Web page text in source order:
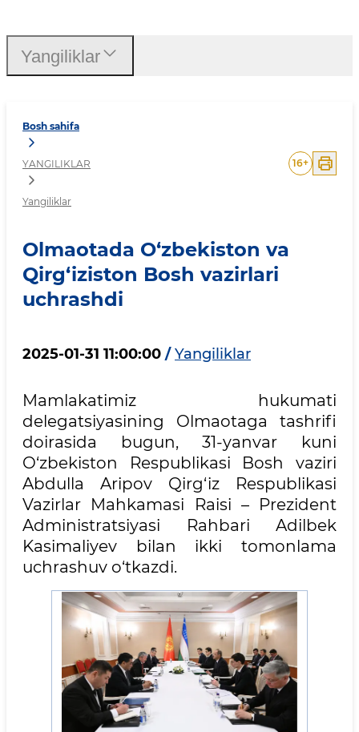
Bosh sahifa
YANGILIKLAR
Yangiliklar
16+
Olmaotada O‘zbekiston va
Qirg‘iziston Bosh vazirlari
uchrashdi
2025-01-31 11:00:00 / Yangiliklar
Mamlakatimiz hukumati
delegatsiyasining Olmaotaga tashrifi
doirasida bugun, 31-yanvar kuni
O‘zbekiston Respublikasi Bosh vaziri
Abdulla Aripov Qirg‘iz Respublikasi
Vazirlar Mahkamasi Raisi – Prezident
Administratsiyasi Rahbari Adilbek
Kasimaliyev bilan ikki tomonlama
uchrashuv o‘tkazdi.
Yangiliklar